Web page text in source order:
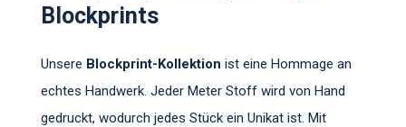
Blockprints
Unsere Blockprint-Kollektion ist eine Hommage an
echtes Handwerk. Jeder Meter Stoff wird von Hand
gedruckt, wodurch jedes Stück ein Unikat ist. Mit